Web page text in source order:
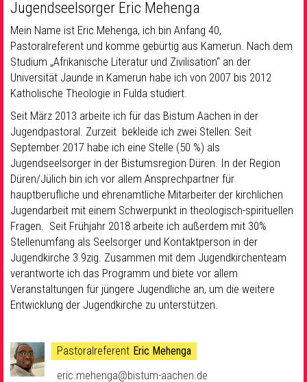
Jugendseelsorger Eric Mehenga
Mein Name ist Eric Mehenga, ich bin Anfang 40,
Pastoralreferent und komme gebürtig aus Kamerun. Nach dem
Studium „Afrikanische Literatur und Zivilisation“ an der
Universität Jaunde in Kamerun habe ich von 2007 bis 2012
Katholische Theologie in Fulda studiert.
Seit März 2013 arbeite ich für das Bistum Aachen in der
Jugendpastoral. Zurzeit bekleide ich zwei Stellen: Seit
September 2017 habe ich eine Stelle (50 %) als
Jugendseelsorger in der Bistumsregion Düren. In der Region
Düren/Jülich bin ich vor allem Ansprechpartner für
hauptberufliche und ehrenamtliche Mitarbeiter der kirchlichen
Jugendarbeit mit einem Schwerpunkt in theologisch-spirituellen
Fragen. Seit Frühjahr 2018 arbeite ich außerdem mit 30%
Stellenumfang als Seelsorger und Kontaktperson in der
Jugendkirche 3.9zig. Zusammen mit dem Jugendkirchenteam
verantworte ich das Programm und biete vor allem
Veranstaltungen für jüngere Jugendliche an, um die weitere
Entwicklung der Jugendkirche zu unterstützen.
Eric Mehenga
Pastoralreferent
eric.mehenga@bistum-aachen.de